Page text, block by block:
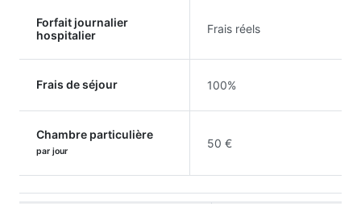
Forfait journalier
hospitalier
Frais réels
Frais de séjour 100%
Chambre particulière
par jour
50 €